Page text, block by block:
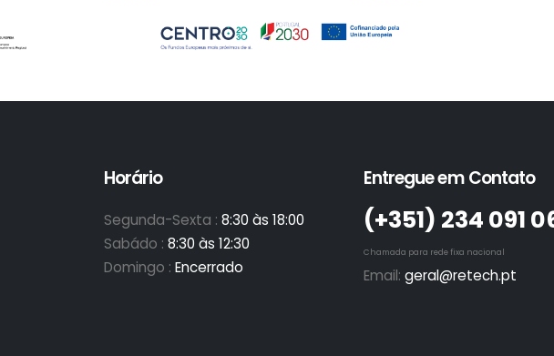
Horário
Segunda-Sexta : 8:30 às 18:00
Sabádo : 8:30 às 12:30
Domingo : Encerrado
Entregue em Contato
(+351)­ 234 091
Chamada para rede fixa nacional
Email: geral@retech.pt